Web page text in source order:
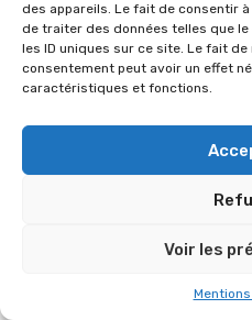
des appareils. Le fait de consentir
de traiter des données telles que
les ID uniques sur ce site. Le fait
consentement peut avoir un effet
caractéristiques et fonctions.
Voir les